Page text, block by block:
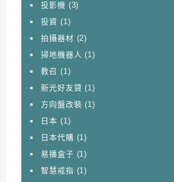
投影機 (3)
投資 (1)
拍攝器材 (2)
掃地機器人 (1)
教召 (1)
新光好友貸 (1)
方向盤改裝 (1)
日本 (1)
日本代購 (1)
易播盒子 (1)
智慧戒指 (1)